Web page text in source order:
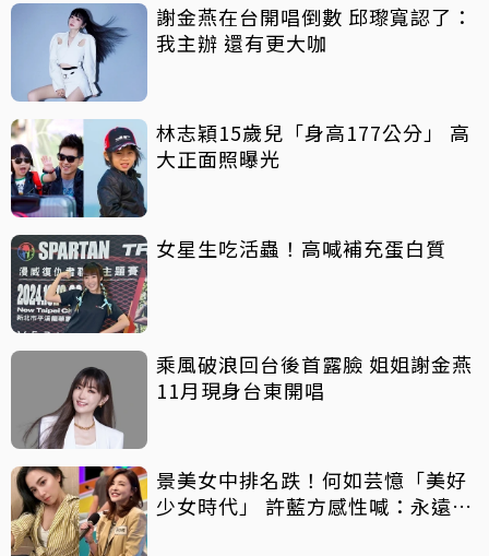
謝金燕在台開唱倒數 邱瓈寬認了：
我主辦 還有更大咖
林志穎15歲兒「身高177公分」 高
大正面照曝光
女星生吃活蟲！高喊補充蛋白質
乘風破浪回台後首露臉 姐姐謝金燕
11月現身台東開唱
景美女中排名跌！何如芸憶「美好
少女時代」 許藍方感性喊：永遠的